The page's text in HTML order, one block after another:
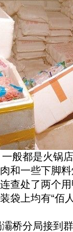
般都是火锅
和一些下脚
查处了两个
袋上均有“佰
桥分局接到